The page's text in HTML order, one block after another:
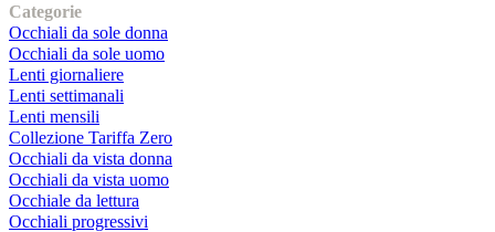
Categorie
Occhiali da sole donna
Occhiali da sole uomo
Lenti giornaliere
Lenti settimanali
Lenti mensili
Collezione Tariffa Zero
Occhiali da vista donna
Occhiali da vista uomo
Occhiale da lettura
Occhiali progressivi